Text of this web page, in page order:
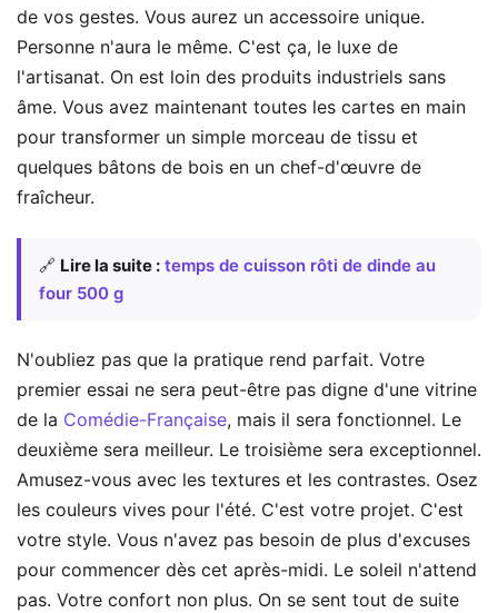
de vos gestes. Vous aurez un accessoire unique.
Personne n'aura le même. C'est ça, le luxe de
l'artisanat. On est loin des produits industriels sans
âme. Vous avez maintenant toutes les cartes en main
pour transformer un simple morceau de tissu et
quelques bâtons de bois en un chef-d'œuvre de
fraîcheur.
🔗 Lire la suite : temps de cuisson rôti de dinde au
four 500 g
N'oubliez pas que la pratique rend parfait. Votre
premier essai ne sera peut-être pas digne d'une vitrine
de la Comédie-Française, mais il sera fonctionnel. Le
deuxième sera meilleur. Le troisième sera exceptionnel.
Amusez-vous avec les textures et les contrastes. Osez
les couleurs vives pour l'été. C'est votre projet. C'est
votre style. Vous n'avez pas besoin de plus d'excuses
pour commencer dès cet après-midi. Le soleil n'attend
pas. Votre confort non plus. On se sent tout de suite